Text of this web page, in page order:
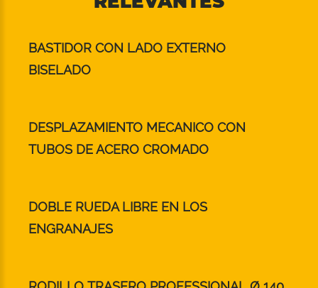
BASTIDOR CON LADO EXTERNO
BISELADO
DESPLAZAMIENTO MECANICO CON
TUBOS DE ACERO CROMADO
DOBLE RUEDA LIBRE EN LOS
ENGRANAJES